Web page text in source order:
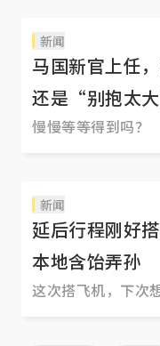
新闻
马国新官上任
还是“别抱太
慢慢等等得到吗？
新闻
延后行程刚好
本地含饴弄孙
这次搭飞机，下次